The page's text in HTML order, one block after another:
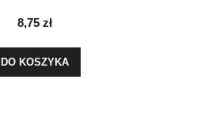
8,75 zł
DO KOSZYKA